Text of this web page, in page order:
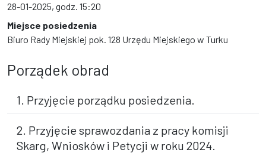
28-01-2025, godz. 15:20
Miejsce posiedzenia
Biuro Rady Miejskiej pok. 128 Urzędu Miejskiego w Turku
Porządek obrad
1. Przyjęcie porządku posiedzenia.
2. Przyjęcie sprawozdania z pracy komisji
Skarg, Wniosków i Petycji w roku 2024.